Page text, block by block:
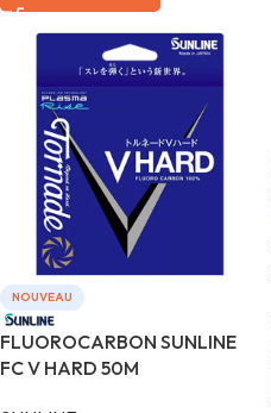
NOUVEAU
FLUOROCARBON SUNLINE
FC V HARD 50M